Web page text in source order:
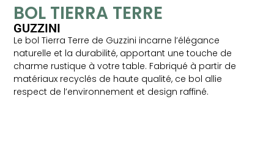
BOL TIERRA TERRE
GUZZINI
Le bol Tierra Terre de Guzzini incarne l’élégance
naturelle et la durabilité, apportant une touche de
charme rustique à votre table. Fabriqué à partir de
matériaux recyclés de haute qualité, ce bol allie
respect de l’environnement et design raffiné.